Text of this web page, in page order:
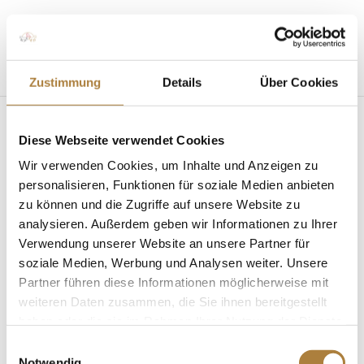
Zustimmung Details Über Cookies
Diese Webseite verwendet Cookies
Wir verwenden Cookies, um Inhalte und Anzeigen zu
personalisieren, Funktionen für soziale Medien anbieten
zu können und die Zugriffe auf unsere Website zu
analysieren. Außerdem geben wir Informationen zu Ihrer
Verwendung unserer Website an unsere Partner für
soziale Medien, Werbung und Analysen weiter. Unsere
Partner führen diese Informationen möglicherweise mit
weiteren Daten zusammen, die Sie ihnen bereitgestellt
Seite wählen
Gründerversammlung
vonStiftung|22. März 2013 |News
Bundesministerin von der Leyen: Stifter sind
Pfadfinder der Gesellschaft Zur
Gründungsversammlung der „Stiftung Deutscher